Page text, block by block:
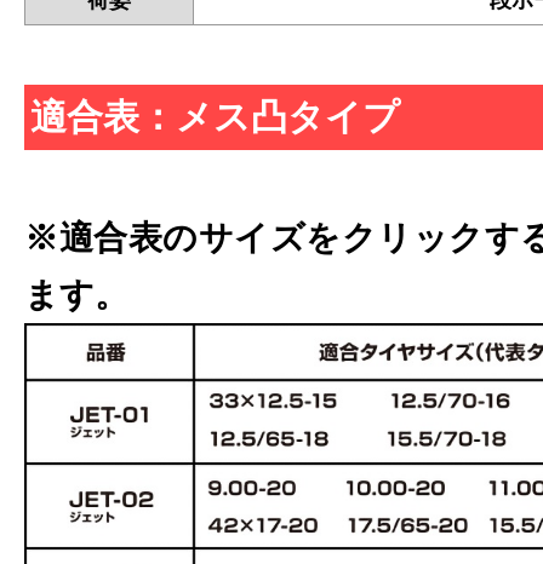
適合表：メス凸タイプ
※適合表のサイズをクリックす
ます。